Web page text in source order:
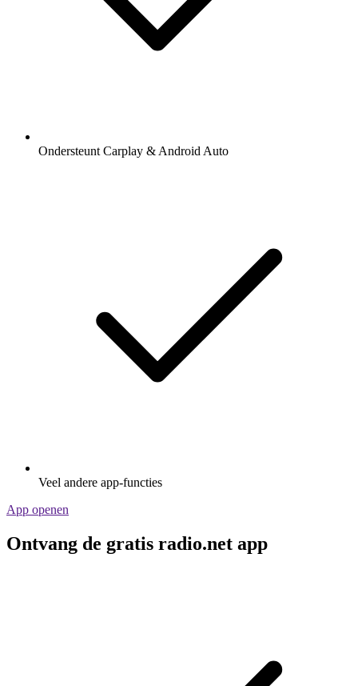
Ondersteunt Carplay & Android Auto
Veel andere app-functies
App openen
Ontvang de gratis radio.net app